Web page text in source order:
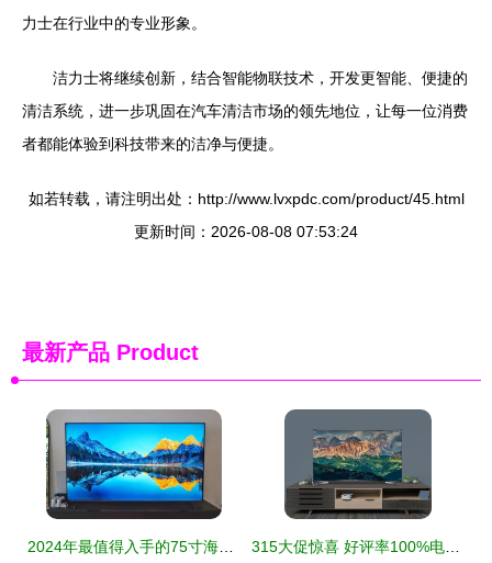
力士在行业中的专业形象。
洁力士将继续创新，结合智能物联技术，开发更智能、便捷的
清洁系统，进一步巩固在汽车清洁市场的领先地位，让每一位消费
者都能体验到科技带来的洁净与便捷。
如若转载，请注明出处：http://www.lvxpdc.com/product/45.html
更新时间：2026-08-08 07:53:24
最新产品 Product